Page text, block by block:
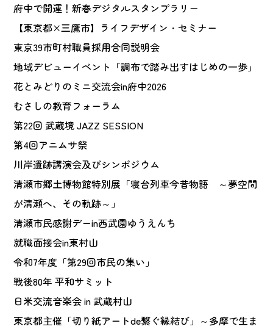
府中で開運！新春デジタルスタンプラリー
【東京都×三鷹市】ライフデザイン・セミナー
東京39市町村職員採用合同説明会
地域デビューイベント「調布で踏み出すはじめの一歩」
花とみどりのミニ交流会in府中2026
むさしの教育フォーラム
第22回 武蔵境 JAZZ SESSION
第4回アニムサ祭
川岸遺跡講演会及びシンポジウム
清瀬市郷土博物館特別展「寝台列車今昔物語 ～夢空間
が清瀬へ、その軌跡～」
清瀬市民感謝デーin西武園ゆうえんち
就職面接会in東村山
令和7年度「第29回市民の集い」
戦後80年 平和サミット
日米交流音楽会 in 武蔵村山
東京都主催「切り紙アートde繋ぐ縁結び」～多摩で生ま